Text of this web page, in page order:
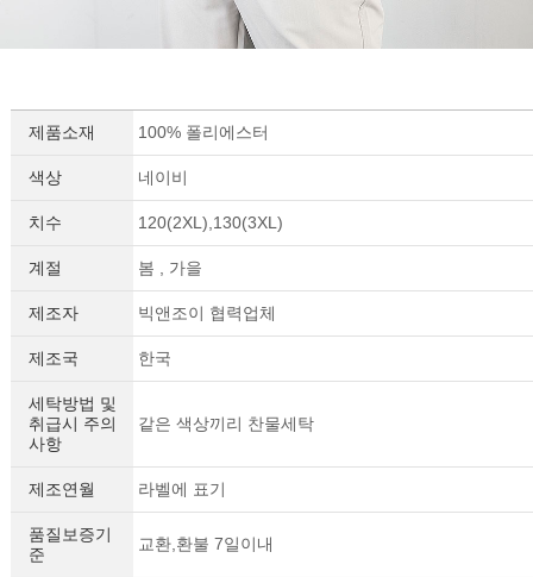
제품소재 100% 폴리에스터
색상 네이비
치수 120(2XL),130(3XL)
계절 봄 , 가을
제조자 빅앤조이 협력업체
제조국 한국
세탁방법 및
취급시 주의
사항
같은 색상끼리 찬물세탁
제조연월 라벨에 표기
품질보증기
준
교환,환불 7일이내